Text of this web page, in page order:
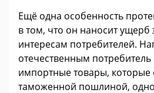
Ещё одна особенность
в том, что он наносит
интересам потребителей.
отечественным
импортные товары, которые
таможенной пошлиной,